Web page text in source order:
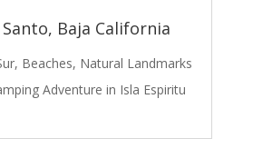
Baja California
, Beaches, Natural Landmarks
Adventure in Isla Espiritu